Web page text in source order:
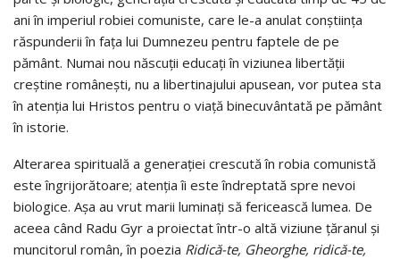
ani în imperiul robiei comuniste, care le-a anulat conştiinţa
răspunderii în faţa lui Dumnezeu pentru faptele de pe
pământ. Numai nou născuţii educaţi în viziunea libertăţii
creştine româneşti, nu a libertinajului apusean, vor putea sta
în atenţia lui Hristos pentru o viaţă binecuvântată pe pământ
în istorie.
Alterarea spirituală a generaţiei crescută în robia comunistă
este îngrijorătoare; atenţia îi este îndreptată spre nevoi
biologice. Aşa au vrut marii luminaţi să fericească lumea. De
aceea când Radu Gyr a proiectat într-o altă viziune ţăranul şi
muncitorul român, în poezia Ridică-te, Gheorghe, ridică-te,